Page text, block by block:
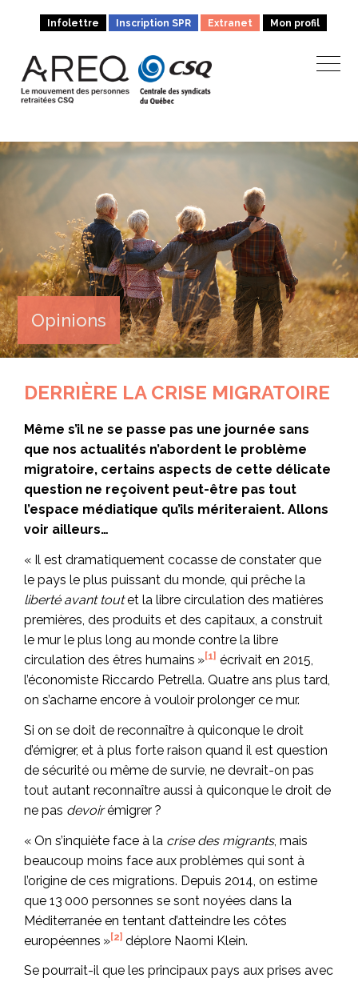
Infolettre Inscription SPR Extranet Mon profil
Opinions
DERRIÈRE LA CRISE MIGRATOIRE
Même s’il ne se passe pas une journée sans
que nos actualités n’abordent le problème
migratoire, certains aspects de cette délicate
question ne reçoivent peut-être pas tout
l’espace médiatique qu’ils mériteraient. Allons
voir ailleurs…
« Il est dramatiquement cocasse de constater que
le pays le plus puissant du monde, qui prêche la
liberté avant toutet la libre circulation des matières
premières, des produits et des capitaux, a construit
le mur le plus long au monde contre la libre
circulation des êtres humains »[1] écrivait en 2015,
l’économiste Riccardo Petrella. Quatre ans plus tard,
on s’acharne encore à vouloir prolonger ce mur.
Si on se doit de reconnaître à quiconque le droit
d’émigrer, et à plus forte raison quand il est question
de sécurité ou même de survie, ne devrait-on pas
tout autant reconnaître aussi à quiconque le droit de
ne pas devoirémigrer ?
« On s’inquiète face à la crise des migrants, mais
beaucoup moins face aux problèmes qui sont à
l’origine de ces migrations. Depuis 2014, on estime
que 13 000 personnes se sont noyées dans la
Méditerranée en tentant d’atteindre les côtes
européennes »[2] déplore Naomi Klein.
Se pourrait-il que les principaux pays aux prises avec